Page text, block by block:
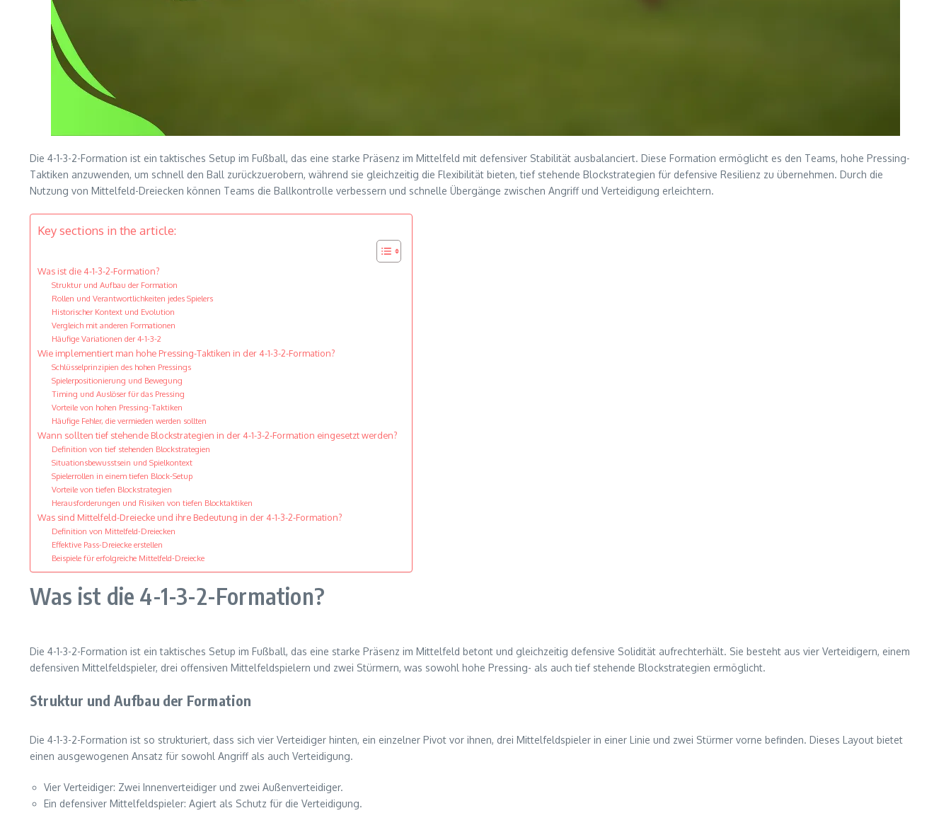
Die 4-1-3-2-Formation ist ein taktisches Setup im Fußball, das eine starke Präsenz im Mittelfeld mit defensiver Stabilität ausbalanciert. Diese Formation ermöglicht es den Teams, hohe Pressing-
Taktiken anzuwenden, um schnell den Ball zurückzuerobern, während sie gleichzeitig die Flexibilität bieten, tief stehende Blockstrategien für defensive Resilienz zu übernehmen. Durch die
Nutzung von Mittelfeld-Dreiecken können Teams die Ballkontrolle verbessern und schnelle Übergänge zwischen Angriff und Verteidigung erleichtern.
Key sections in the article:
Was ist die 4-1-3-2-Formation?
Struktur und Aufbau der Formation
Rollen und Verantwortlichkeiten jedes Spielers
Historischer Kontext und Evolution
Vergleich mit anderen Formationen
Häufige Variationen der 4-1-3-2
Wie implementiert man hohe Pressing-Taktiken in der 4-1-3-2-Formation?
Schlüsselprinzipien des hohen Pressings
Spielerpositionierung und Bewegung
Timing und Auslöser für das Pressing
Vorteile von hohen Pressing-Taktiken
Häufige Fehler, die vermieden werden sollten
Wann sollten tief stehende Blockstrategien in der 4-1-3-2-Formation eingesetzt werden?
Definition von tief stehenden Blockstrategien
Situationsbewusstsein und Spielkontext
Spielerrollen in einem tiefen Block-Setup
Vorteile von tiefen Blockstrategien
Herausforderungen und Risiken von tiefen Blocktaktiken
Was sind Mittelfeld-Dreiecke und ihre Bedeutung in der 4-1-3-2-Formation?
Definition von Mittelfeld-Dreiecken
Effektive Pass-Dreiecke erstellen
Beispiele für erfolgreiche Mittelfeld-Dreiecke
Was ist die 4-1-3-2-Formation?
Die 4-1-3-2-Formation ist ein taktisches Setup im Fußball, das eine starke Präsenz im Mittelfeld betont und gleichzeitig defensive Solidität aufrechterhält. Sie besteht aus vier Verteidigern, einem
defensiven Mittelfeldspieler, drei offensiven Mittelfeldspielern und zwei Stürmern, was sowohl hohe Pressing- als auch tief stehende Blockstrategien ermöglicht.
Struktur und Aufbau der Formation
Die 4-1-3-2-Formation ist so strukturiert, dass sich vier Verteidiger hinten, ein einzelner Pivot vor ihnen, drei Mittelfeldspieler in einer Linie und zwei Stürmer vorne befinden. Dieses Layout bietet
einen ausgewogenen Ansatz für sowohl Angriff als auch Verteidigung.
Vier Verteidiger: Zwei Innenverteidiger und zwei Außenverteidiger.
Ein defensiver Mittelfeldspieler: Agiert als Schutz für die Verteidigung.